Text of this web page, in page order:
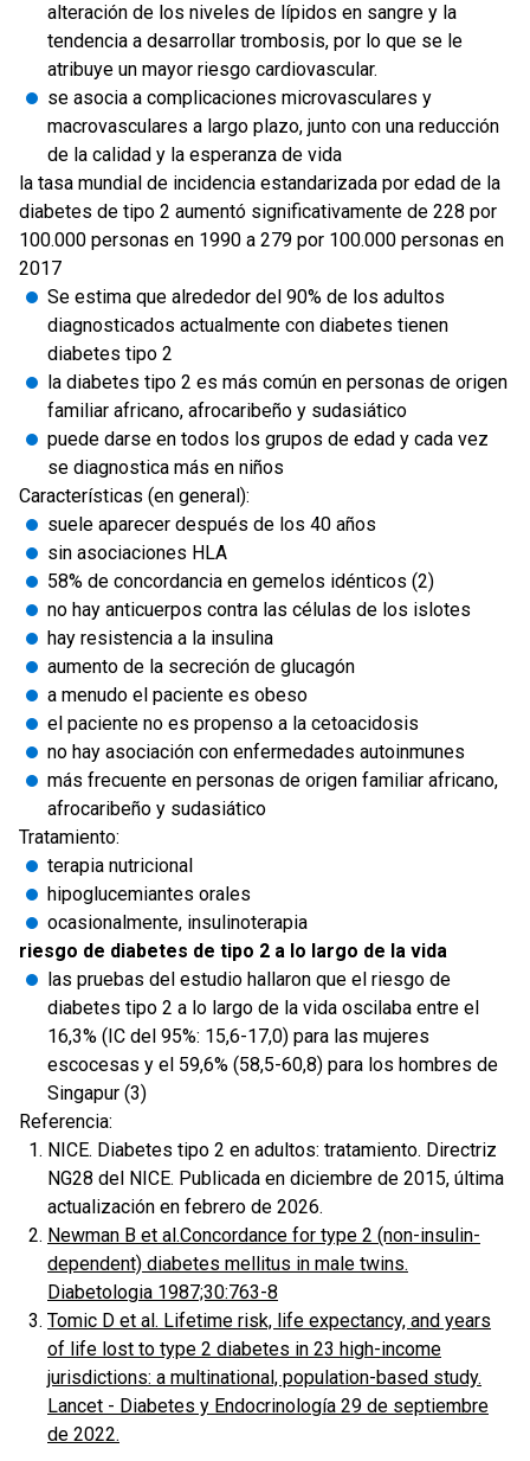
alteración de los niveles de lípidos en sangre y la
tendencia a desarrollar trombosis, por lo que se le
atribuye un mayor riesgo cardiovascular.
se asocia a complicaciones microvasculares y
macrovasculares a largo plazo, junto con una reducción
de la calidad y la esperanza de vida
la tasa mundial de incidencia estandarizada por edad de la
diabetes de tipo 2 aumentó significativamente de 228 por
100.000 personas en 1990 a 279 por 100.000 personas en
2017
Se estima que alrededor del 90% de los adultos
diagnosticados actualmente con diabetes tienen
diabetes tipo 2
la diabetes tipo 2 es más común en personas de origen
familiar africano, afrocaribeño y sudasiático
puede darse en todos los grupos de edad y cada vez
se diagnostica más en niños
Características (en general):
suele aparecer después de los 40 años
sin asociaciones HLA
58% de concordancia en gemelos idénticos (2)
no hay anticuerpos contra las células de los islotes
hay resistencia a la insulina
aumento de la secreción de glucagón
a menudo el paciente es obeso
el paciente no es propenso a la cetoacidosis
no hay asociación con enfermedades autoinmunes
más frecuente en personas de origen familiar africano,
afrocaribeño y sudasiático
Tratamiento:
terapia nutricional
hipoglucemiantes orales
ocasionalmente, insulinoterapia
riesgo de diabetes de tipo 2 a lo largo de la vida
las pruebas del estudio hallaron que el riesgo de
diabetes tipo 2 a lo largo de la vida oscilaba entre el
16,3% (IC del 95%: 15,6-17,0) para las mujeres
escocesas y el 59,6% (58,5-60,8) para los hombres de
Singapur (3)
Referencia:
NICE. Diabetes tipo 2 en adultos: tratamiento. Directriz
NG28 del NICE. Publicada en diciembre de 2015, última
actualización en febrero de 2026.
Newman B et al.Concordance for type 2 (non-insulin-
dependent) diabetes mellitus in male twins.
Diabetologia 1987;30:763-8
Tomic D et al. Lifetime risk, life expectancy, and years
of life lost to type 2 diabetes in 23 high-income
jurisdictions: a multinational, population-based study.
Lancet - Diabetes y Endocrinología 29 de septiembre
de 2022.